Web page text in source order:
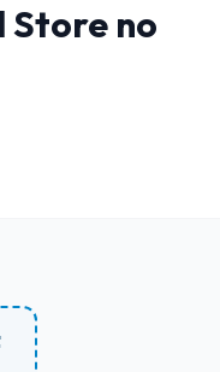
Store no